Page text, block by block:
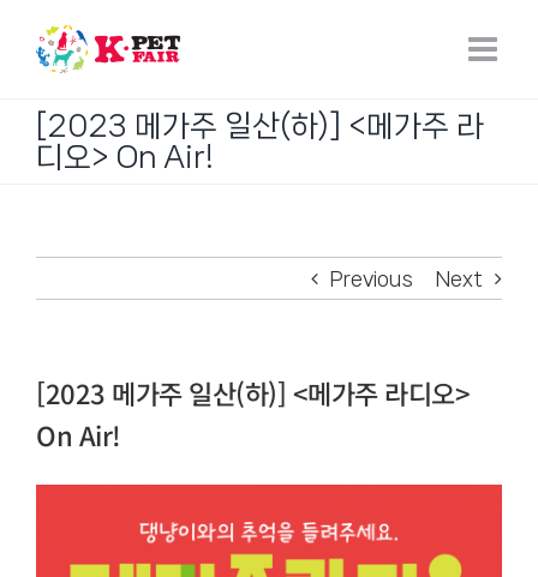
content
[2023 메가주 일산(하)] <메가주 라
디오> On Air!
Previous Next
[2023 메가주 일산(하)] <메가주 라디오>
On Air!